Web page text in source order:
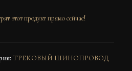
этот продукт прямо сейчас!
ТРЕКОВЫЙ ШИНОПРОВОД